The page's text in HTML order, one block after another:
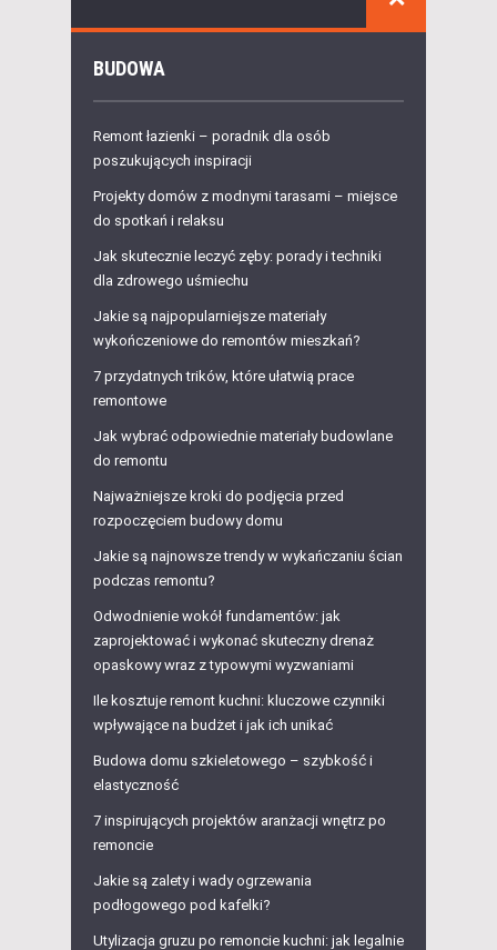
BUDOWA
Remont łazienki – poradnik dla osób
poszukujących inspiracji
Projekty domów z modnymi tarasami – miejsce
do spotkań i relaksu
Jak skutecznie leczyć zęby: porady i techniki
dla zdrowego uśmiechu
Jakie są najpopularniejsze materiały
wykończeniowe do remontów mieszkań?
7 przydatnych trików, które ułatwią prace
remontowe
Jak wybrać odpowiednie materiały budowlane
do remontu
Najważniejsze kroki do podjęcia przed
rozpoczęciem budowy domu
Jakie są najnowsze trendy w wykańczaniu ścian
podczas remontu?
Odwodnienie wokół fundamentów: jak
zaprojektować i wykonać skuteczny drenaż
opaskowy wraz z typowymi wyzwaniami
Ile kosztuje remont kuchni: kluczowe czynniki
wpływające na budżet i jak ich unikać
Budowa domu szkieletowego – szybkość i
elastyczność
7 inspirujących projektów aranżacji wnętrz po
remoncie
Jakie są zalety i wady ogrzewania
podłogowego pod kafelki?
Utylizacja gruzu po remoncie kuchni: jak legalnie